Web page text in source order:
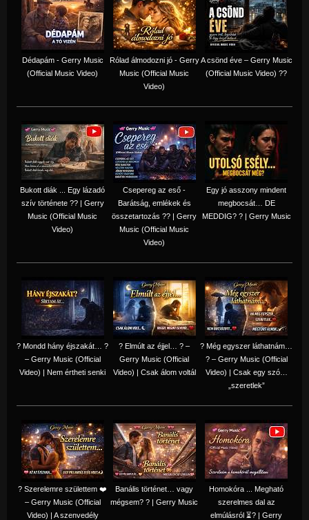
Dédapám - Gerry Music
(Official Music Video)
Rólad álmodozni jó - Gerry
Music (Official Music
Video)
A csönd éve – Gerry Music
(Official Music Video) ??
Bukott diák ... Egy lázadó
szív története ?? | Gerry
Music (Official Music
Video)
Csepereg az eső -
Barátság, emlékek és
összetartozás ?️? | Gerry
Music (Official Music
Video)
Egy jó asszony mindent
megbocsát… DE
MEDDIG? ? | Gerry Music
? Mondd hány éjszakát… ?
– Gerry Music (Official
Video) | Nem értheti senki
? Elmúlt az éjjel… ? –
Gerry Music (Official
Video) | Csak álom voltál
? Még egyszer láthatnám…
? – Gerry Music (Official
Video) | Csak egy szó…
„szeretlek”
? Szerelemre születtem ❤️
– Gerry Music (Official
Video) | A szenvedély
Banális történet… vagy
mégsem? ? | Gerry Music
Homokóra ... Megható
szerelmes dal az
elmúlásról ⏳? | Gerry